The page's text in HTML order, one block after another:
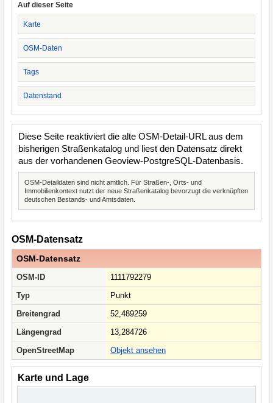
Auf dieser Seite
Karte
OSM-Daten
Tags
Datenstand
Diese Seite reaktiviert die alte OSM-Detail-URL aus dem
bisherigen Straßenkatalog und liest den Datensatz direkt
aus der vorhandenen Geoview-PostgreSQL-Datenbasis.
OSM-Detaildaten sind nicht amtlich. Für Straßen-, Orts- und
Immobilienkontext nutzt der neue Straßenkatalog bevorzugt die verknüpften
deutschen Bestands- und Amtsdaten.
OSM-Datensatz
OSM-Datensatz
OSM-ID
1111792279
Typ
Punkt
Breitengrad
52,489259
Längengrad
13,284726
OpenStreetMap
Objekt ansehen
Karte und Lage